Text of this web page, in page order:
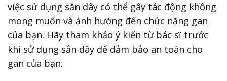
việc sử dụng sắn dây có thể gây tác động không
mong muốn và ảnh hưởng đến chức năng gan
của bạn. Hãy tham khảo ý kiến ​​từ bác sĩ trước
khi sử dụng sắn dây để đảm bảo an toàn cho
gan của bạn.